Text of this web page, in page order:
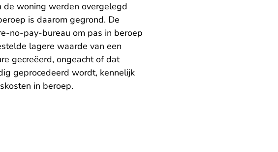
de woning werden overgelegd
is daarom gegrond. De
no-pay-bureau om pas in beroep
lagere waarde van een
gecreëerd, ongeacht of dat
geprocedeerd wordt, kennelijk
in beroep.